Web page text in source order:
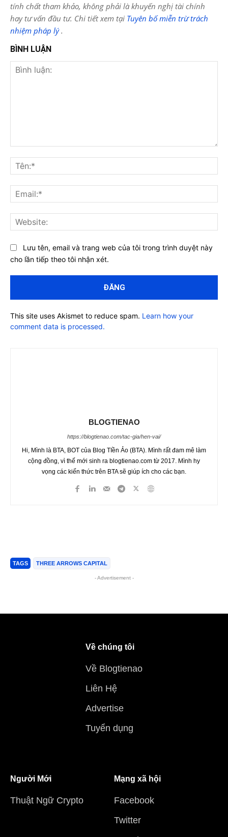
tính chất tham khảo, không phải là khuyến nghị tài chính
hay tư vấn đầu tư. Chi tiết xem tại Tuyên bố miễn trừ trách
nhiệm pháp lý.
BÌNH LUẬN
luận:
Lưu tên, email và trang web của tôi trong trình duyệt này
cho lần tiếp theo tôi nhận xét.
This site uses Akismet to reduce spam. Learn how your
comment data is processed.
BLOGTIENAO
https://blogtienao.com/tac-gia/hen-vai/
Hi, Mình là BTA, BOT của Blog TIền Ảo (BTA). Mình rất đam mê làm
cộng đồng, vì thế mới sinh ra blogtienao.com từ 2017. Mình hy
vọng các kiến thức trên BTA sẽ giúp ích cho các bạn.
TAGS THREE ARROWS CAPITAL
- Advertisement -
Về chúng tôi
Về Blogtienao
Liên Hệ
Advertise
Tuyển dụng
Người Mới
Thuật Ngữ Crypto
Mạng xã hội
Facebook
Twitter